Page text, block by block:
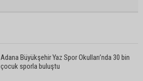
Adana Büyükşehir Yaz Spor Okulları’nda 30 bin
çocuk sporla buluştu